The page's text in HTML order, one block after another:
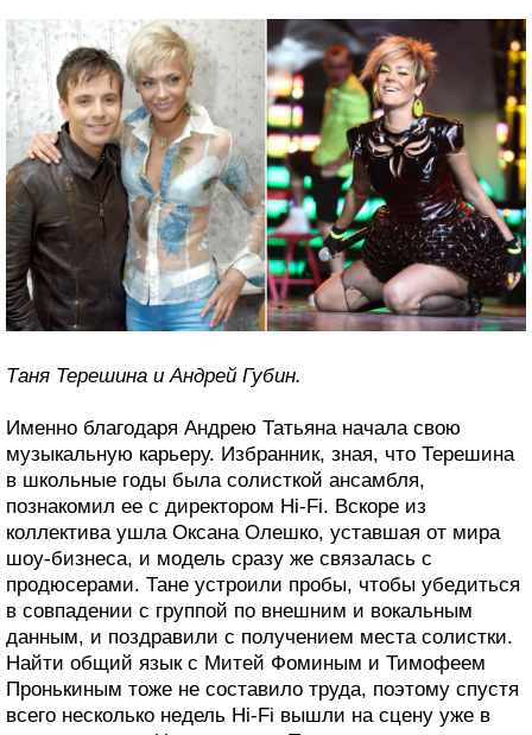
Таня Терешина и Андрей Губин.
Именно благодаря Андрею Татьяна начала свою
музыкальную карьеру. Избранник, зная, что Терешина
в школьные годы была солисткой ансамбля,
познакомил ее с директором Hi-Fi. Вскоре из
коллектива ушла Оксана Олешко, уставшая от мира
шоу-бизнеса, и модель сразу же связалась с
продюсерами. Тане устроили пробы, чтобы убедиться
в совпадении с группой по внешним и вокальным
данным, и поздравили с получением места солистки.
Найти общий язык с Митей Фоминым и Тимофеем
Пронькиным тоже не составило труда, поэтому спустя
всего несколько недель Hi-Fi вышли на сцену уже в